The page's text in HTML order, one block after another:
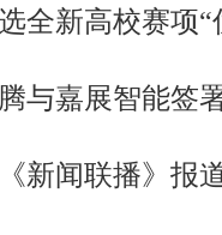
全新高校赛项
与嘉展智能签
新闻联播》报